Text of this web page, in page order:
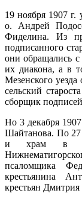
19 ноября 1907 г.
о. Андрей
Фиделина. Из
подписанного
они обращались
их диакона, а в
Мезенского
сельский
сборщик
Но 3 декабря
Шайтанова. По 27
и храм в
псаломщика
крестьянина
крестьян